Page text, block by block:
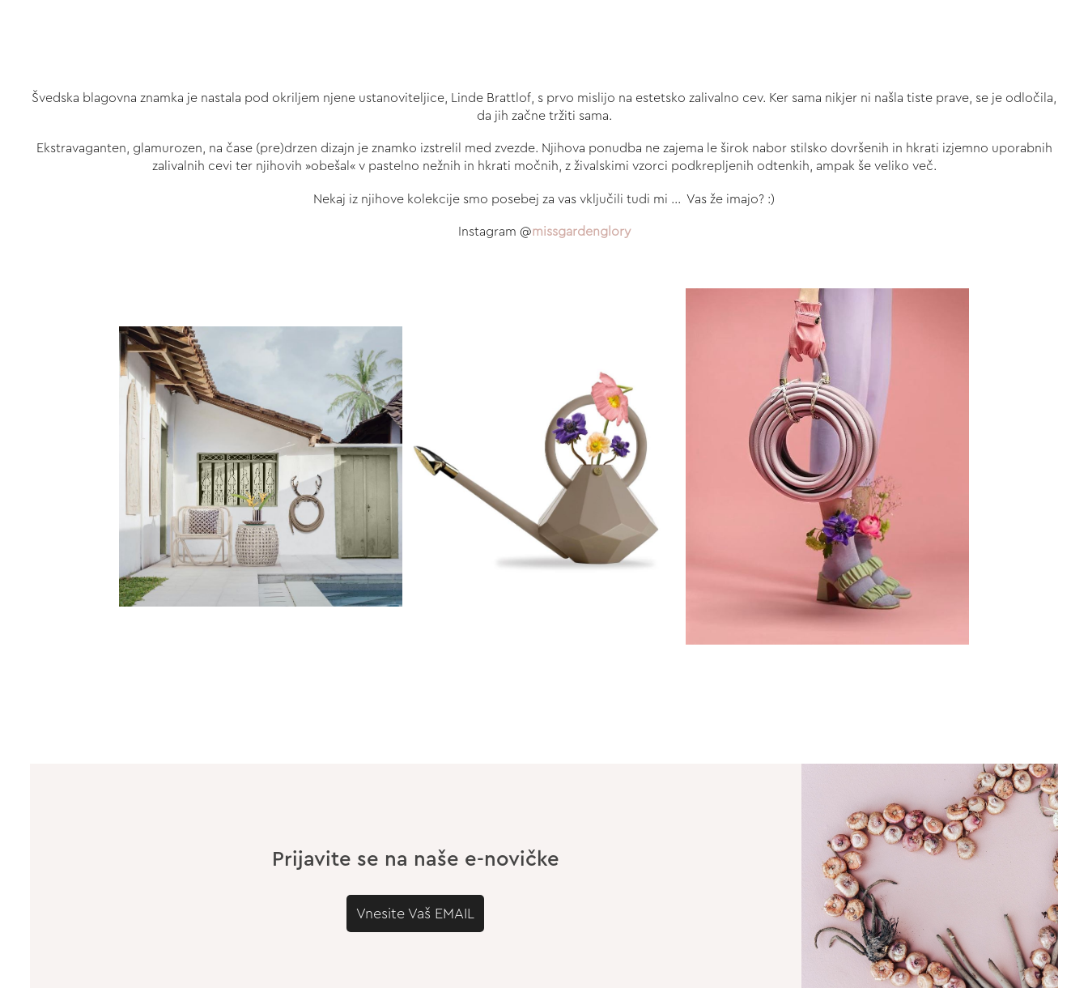
Švedska blagovna znamka je nastala pod okriljem njene ustanoviteljice, Linde Brattlof, s prvo mislijo na estetsko zalivalno cev. Ker sama nikjer ni našla tiste prave, se je odločila,
da jih začne tržiti sama.
Ekstravaganten, glamurozen, na čase (pre)drzen dizajn je znamko izstrelil med zvezde. Njihova ponudba ne zajema le širok nabor stilsko dovršenih in hkrati izjemno uporabnih
zalivalnih cevi ter njihovih »obešal« v pastelno nežnih in hkrati močnih, z živalskimi vzorci podkrepljenih odtenkih, ampak še veliko več.
Nekaj iz njihove kolekcije smo posebej za vas vključili tudi mi ... Vas že imajo? :)
Instagram @missgardenglory
Prijavite se na naše e-novičke
Vnesite Vaš EMAIL